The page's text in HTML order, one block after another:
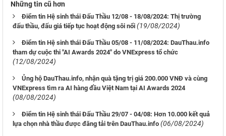
Những tin cũ hơn
Điểm tin Hệ sinh thái Đấu Thầu 12/08 - 18/08/2024: Thị trường
đấu thầu, đấu giá tiếp tục hoạt động sôi nổi (19/08/2024)
Điểm tin Hệ sinh thái Đấu Thầu 05/08 - 11/08/2024: DauThau.info
tham dự cuộc thi "AI Awards 2024" do VNExpress tổ chức
(12/08/2024)
Ủng hộ DauThau.info, nhận quà tặng trị giá 200.000 VNĐ và cùng
VNExpress tìm ra AI hàng đầu Việt Nam tại AI Awards 2024
(08/08/2024)
Điểm tin Hệ sinh thái Đấu Thầu 29/07 - 04/08: Hơn 10.000 kết quả
lựa chọn nhà thầu được đăng tải trên DauThau.info (06/08/2024)